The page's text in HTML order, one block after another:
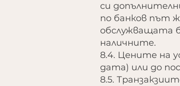
си
по банков път
обслужващата
наличните.
8.4. Цените на
дата) или до
8.5.